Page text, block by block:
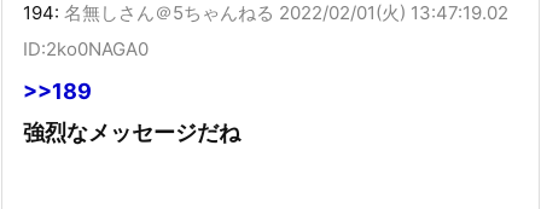
194: 名無しさん＠5ちゃんねる 2022/02/01(火) 13:47:19.02
ID:2ko0NAGA0
>>189
強烈なメッセージだね